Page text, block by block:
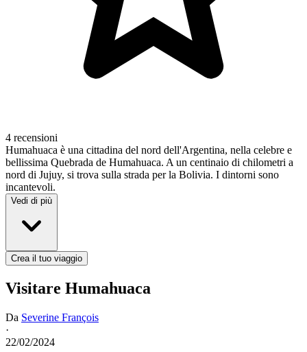
4 recensioni
Humahuaca è una cittadina del nord dell'Argentina, nella celebre e
bellissima Quebrada de Humahuaca. A un centinaio di chilometri a
nord di Jujuy, si trova sulla strada per la Bolivia. I dintorni sono
incantevoli.
Vedi di più
Crea il tuo viaggio
Visitare Humahuaca
Da Severine François
·
22/02/2024